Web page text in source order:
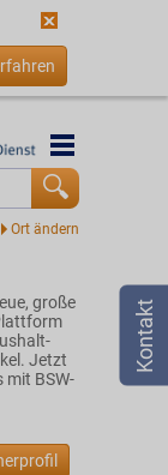
große
Jetzt
mit BSW-